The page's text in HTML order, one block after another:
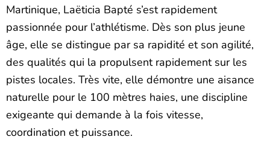
Martinique, Laëticia Bapté s’est rapidement
passionnée pour l’athlétisme. Dès son plus jeune
âge, elle se distingue par sa rapidité et son agilité,
des qualités qui la propulsent rapidement sur les
pistes locales. Très vite, elle démontre une aisance
naturelle pour le 100 mètres haies, une discipline
exigeante qui demande à la fois vitesse,
coordination et puissance.